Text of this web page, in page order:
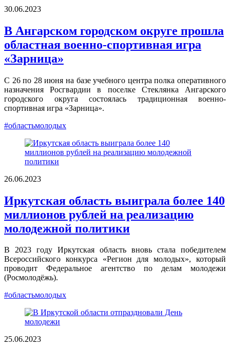
30.06.2023
В Ангарском городском округе прошла
областная военно-спортивная игра
«Зарница»
С 26 по 28 июня на базе учебного центра полка оперативного
назначения Росгвардии в поселке Стеклянка Ангарского
городского округа состоялась традиционная военно-
спортивная игра «Зарница».
#областьмолодых
26.06.2023
Иркутская область выиграла более 140
миллионов рублей на реализацию
молодежной политики
В 2023 году Иркутская область вновь стала победителем
Всероссийского конкурса «Регион для молодых», который
проводит Федеральное агентство по делам молодежи
(Росмолодёжь).
#областьмолодых
25.06.2023